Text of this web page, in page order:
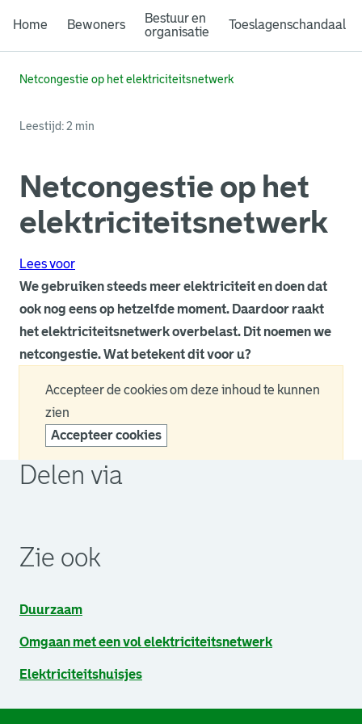
Home Bewoners
Bestuur en
organisatie
Toeslagenschandaal
Netcongestie op het elektriciteitsnetwerk
Leestijd: 2 min
Netcongestie op het
elektriciteitsnetwerk
Lees voor
We gebruiken steeds meer elektriciteit en doen dat
ook nog eens op hetzelfde moment. Daardoor raakt
het elektriciteitsnetwerk overbelast. Dit noemen we
netcongestie. Wat betekent dit voor u?
Accepteer de cookies om deze inhoud te kunnen
zien
Accepteer cookies
Delen via
Zie ook
Duurzaam
Omgaan met een vol elektriciteitsnetwerk
Elektriciteitshuisjes